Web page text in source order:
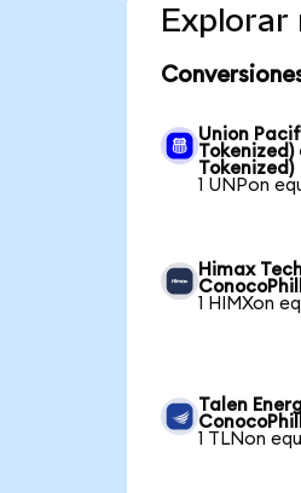
Explorar
Union
Tokenized)
Tokenized)
1 UNPon
Himax
1 HIMXon
Talen
1 TLNon